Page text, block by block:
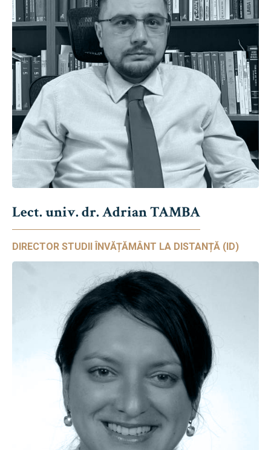
Lect. univ. dr. Adrian TAMBA
DIRECTOR STUDII ÎNVĂȚĂMÂNT LA DISTANȚĂ (ID)